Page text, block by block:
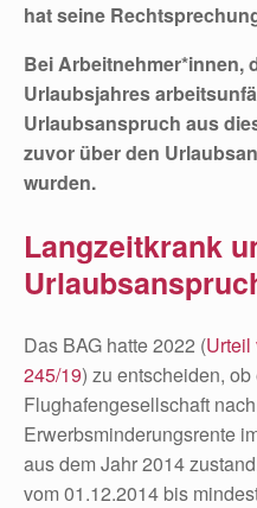
hat seine
Bei Arbeitnehmer*innen,
Urlaubsjahres
Urlaubsanspruch aus
zuvor über den
wurden.
Langzeitkrank
Das BAG hatte 2022 (Urteil
245/19) zu entscheiden,
Flughafengesellschaft
Erwerbsminderungsrente
aus dem Jahr 2014
vom 01.12.2014 bis